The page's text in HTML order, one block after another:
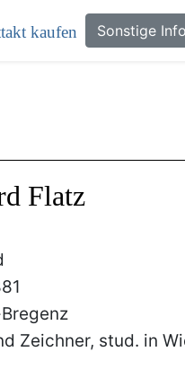
kaufen Sonstige
Flatz
Zeichner, stud. in